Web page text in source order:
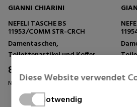
Diese Website verwendet
Notwendig
GIANNI CHIARINI
NEFELI TASCHE BS
11953/COMM STR-CRCH
Damentaschen,
Toilettenartikel und Koffer
89,06 €
Normal Preis 125,00 €
0 Rezensionen